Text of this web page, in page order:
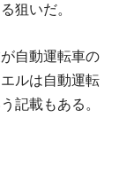
狙いだ。
自動運転車の
ルは自動運転
記載もある。